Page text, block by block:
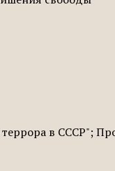
в СССР";